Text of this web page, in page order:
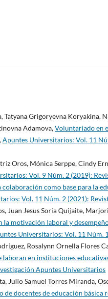
Tatyana Grigoryevna Koryakina,
Adamova,Voluntariado en
,Apuntes Universitarios: Vol. 11
Oros, Mónica Serppe, Cindy
Vol. 9 Núm. 2 (2019):
colaboración como base para la
Vol. 11 Núm. 2 (2021):
Juan Jesus Soria Quijaite,
motivación laboral y
Universitarios: Vol. 11 Núm.
Rosalynn Ornella Flores
laboran en instituciones
Apuntes Universitarios
Julio Samuel Torres Miranda,
de docentes de educación